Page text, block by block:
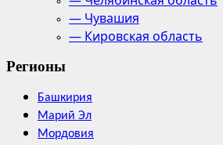
— Чувашия
— Кировская область
Регионы
Башкирия
Марий Эл
Мордовия